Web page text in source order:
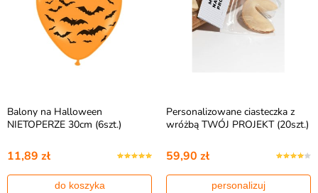
Balony na Halloween
NIETOPERZE 30cm (6szt.)
11,89 zł
do koszyka
Personalizowane ciasteczka z
wróżbą TWÓJ PROJEKT (20szt.)
59,90 zł
personalizuj